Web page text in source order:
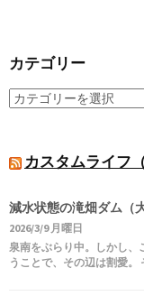
カテゴリー
カスタムライフ
減水状態の滝畑ダム（
2026/3/9 月曜日
泉南をぶらり中。しかし
うことで、その辺は割愛